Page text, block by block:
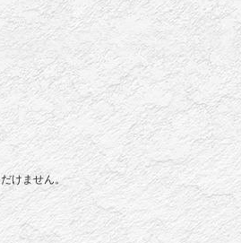
けません。